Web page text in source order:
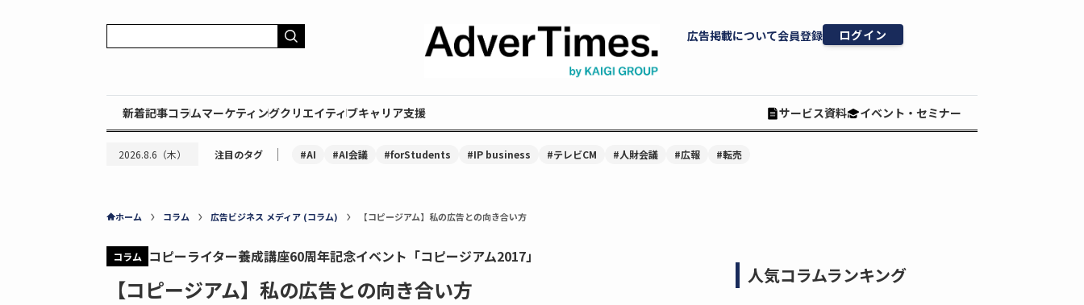
広告掲載について会員登録 ログイン
新着記事コラムマーケティングクリエイティブキャリア支援 サービス資料 イベント・セミナー
2026.8.6（木） 注目のタグ ｜ #AI #AI会議 #forStudents #IP business #テレビCM #人財会議 #広報 #転売
ホーム コラム 広告ビジネス メディア (コラム) 【コピージアム】私の広告との向き合い方
コラム コピーライター養成講座60周年記念イベント「コピージアム2017」
【コピージアム】私の広告との向き合い方
人気コラムランキング